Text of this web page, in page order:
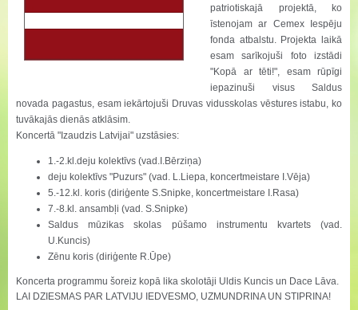
patriotiskajā projektā, ko
īstenojam ar Cemex Iespēju
fonda atbalstu. Projekta laikā
esam sarīkojuši foto izstādi
"Kopā ar tēti!", esam rūpīgi
iepazinuši visus Saldus
novada pagastus, esam iekārtojuši Druvas vidusskolas vēstures istabu, ko
tuvākajās dienās atklāsim.
Koncertā "Izaudzis Latvijai" uzstāsies:
1.-2.kl.deju kolektīvs (vad.I.Bērziņa)
deju kolektīvs "Puzurs" (vad. L.Liepa, koncertmeistare I.Vēja)
5.-12.kl. koris (diriģente S.Snipke, koncertmeistare I.Rasa)
7.-8.kl. ansambļi (vad. S.Snipke)
Saldus mūzikas skolas pūšamo instrumentu kvartets (vad.
U.Kuncis)
Zēnu koris (diriģente R.Ūpe)
Koncerta programmu šoreiz kopā lika skolotāji Uldis Kuncis un Dace Lāva.
LAI DZIESMAS PAR LATVIJU IEDVESMO, UZMUNDRINA UN STIPRINA!